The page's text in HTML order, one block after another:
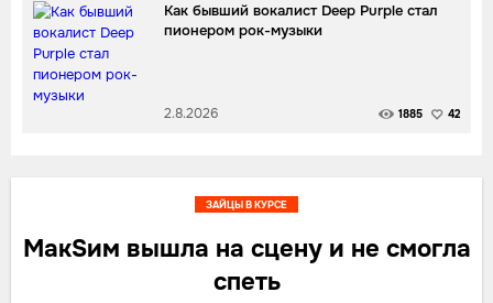
Как бывший вокалист Deep Purple стал
пионером рок-музыки
2.8.2026 1885 42
МакSим вышла на сцену и не смогла
спеть
ЗАЙЦЫ В КУРСЕ